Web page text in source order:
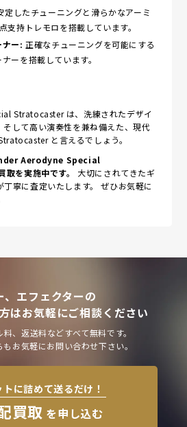
定したチューニングと滑らかなアーミ
支持トレモロを搭載しています。
ナー: 正確なチューニングを可能にする
ーを搭載しています。
Stratocaster は、洗練されたデザイ
そして高い演奏性を兼ね備えた、現代
と言えるでしょう。
Aerodyne Special
を実施中です。
大切にされてきたギ
寧に査定いたします。 ぜひお気軽に
、エフェクターの
はお気軽にご相談ください
、返送料などすべて無料です。
お気軽にお問い合わせ下さい。
に詰めて送るだけ！
買取 を申し込む